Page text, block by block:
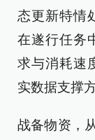
态更新特情
在遂行任务
求与消耗速
实数据支撑
战备物资，